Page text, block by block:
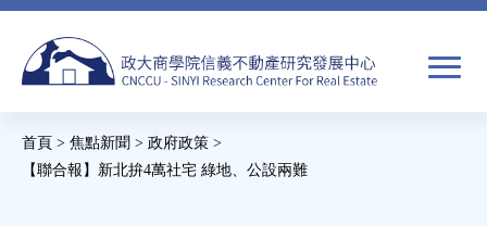
Jump
navigation
搜
搜
尋
您
首頁 > 焦點新聞 > 政府政策 >
【聯合報】新北拚4萬社宅 綠地、公設兩難